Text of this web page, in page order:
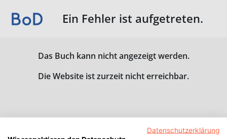
Ein Fehler ist aufgetreten.
Das Buch kann nicht angezeigt werden.
Die Website ist zurzeit nicht erreichbar.
Datenschutzerklärung